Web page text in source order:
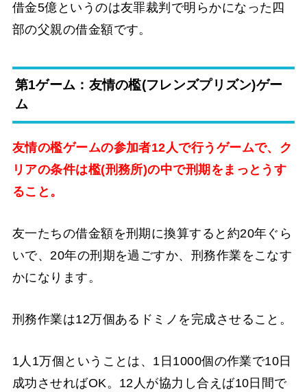
借金5億というのは友罪裁判で明らかになった四
部の父親の借金額です。
第1ゲーム：友情の檻(フレンズプリズン)ゲー
ム
友情の檻ゲームの参加者12人で行うゲームで、ク
リアの条件は檻(刑務所)の中で刑期をまっとうす
ること。
友一たちの借金額を刑期に換算すると約20年ぐら
いで、20年の刑期を過ごすか、刑務作業をこなす
かになります。
刑務作業は12万個あるドミノを完成させること。
1人1万個ということは、1日1000個の作業で10日
成功させればOK。12人が協力し合えば10日間で